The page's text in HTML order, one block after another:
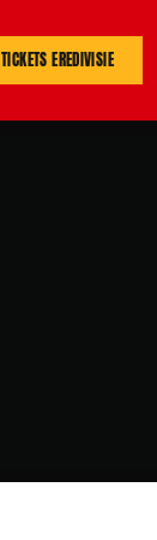
TICKETS EREDIVISIE